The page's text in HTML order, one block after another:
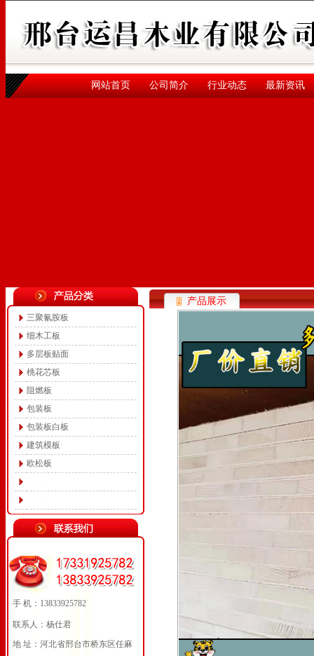
网站首页 公司简介 行业动态 最新资讯
三聚氰胺板
细木工板
多层板贴面
桃花芯板
阻燃板
包装板
包装板白板
建筑模板
欧松板
手 机：13833925782
联系人：杨仕君
地 址：河北省邢台市桥东区任麻
产品展示